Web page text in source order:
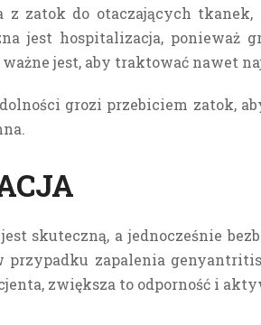
z zatok do otaczających
jest hospitalizacja, ponieważ
jest, aby traktować nawet
grozi przebiciem zatok,
skuteczną, a jednocześnie
przypadku zapalenia
zwiększa to odporność i